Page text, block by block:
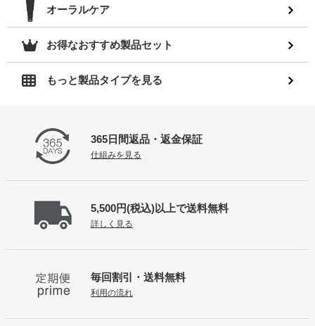
オーラルケア
お得なおすすめ製品セット
もっと製品タイプを見る
365日間返品 ・返金保証
仕組みを見る
5,500円(税込)以上で送料無料
詳しく見る
毎回割引・送料無料
利用の流れ